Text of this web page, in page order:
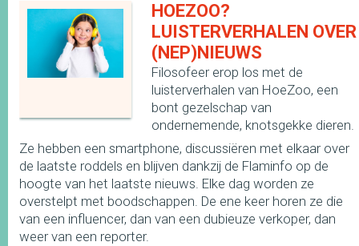
HOEZOO?
LUISTERVERHALEN OVER
(NEP)NIEUWS
Filosofeer erop los met de
luisterverhalen van HoeZoo, een
bont gezelschap van
ondernemende, knotsgekke dieren.
Ze hebben een smartphone, discussiëren met elkaar over
de laatste roddels en blijven dankzij de Flaminfo op de
hoogte van het laatste nieuws. Elke dag worden ze
overstelpt met boodschappen. De ene keer horen ze die
van een influencer, dan van een dubieuze verkoper, dan
weer van een reporter.